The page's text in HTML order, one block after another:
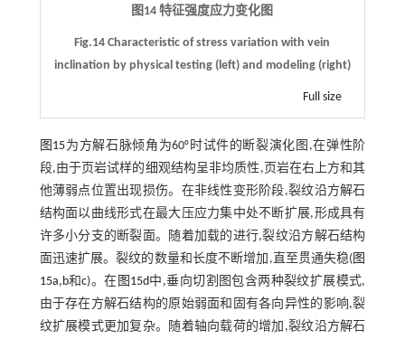
图14 特征强度应力变化图
Fig.14 Characteristic of stress variation with vein
inclination by physical testing (left) and modeling (right)
Full size
图15为方解石脉倾角为60°时试件的断裂演化图,在弹性阶
段,由于页岩试样的细观结构呈非均质性,页岩在右上方和其
他薄弱点位置出现损伤。在非线性变形阶段,裂纹沿方解石
结构面以曲线形式在最大压应力集中处不断扩展,形成具有
许多小分支的断裂面。随着加载的进行,裂纹沿方解石结构
面迅速扩展。裂纹的数量和长度不断增加,直至贯通失稳(图
15a,b和c)。在 图15d中,垂向切割图包含两种裂纹扩展模式,
由于存在方解石结构的原始弱面和固有各向异性的影响,裂
纹扩展模式更加复杂。随着轴向载荷的增加,裂纹沿方解石